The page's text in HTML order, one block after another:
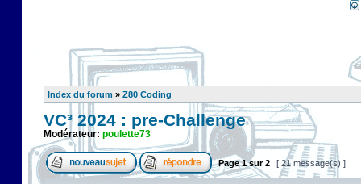
Index du forum » Z80 Coding
VC³ 2024 : pre-Challenge
Modérateur: poulette73
Page1sur2 [ 21 message(s) ]